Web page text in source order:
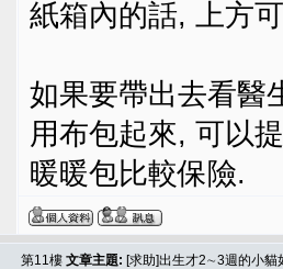
紙箱內的話, 上方
如果要帶出去看醫
用布包起來, 可以
暖暖包比較保險.
第11樓 文章主題: [求助]出生才2∼3週的小貓